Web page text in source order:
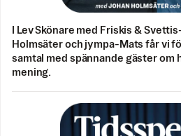
I Lev Skönare med Friskis &
Holmsäter och jympa-Mats får vi
samtal med spännande gäster om
mening.